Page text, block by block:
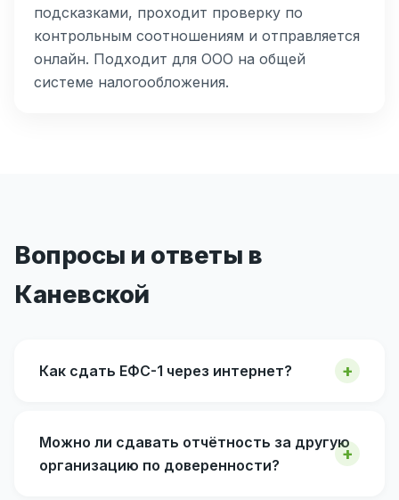
подсказками, проходит проверку по
контрольным соотношениям и отправляется
онлайн. Подходит для ООО на общей
системе налогообложения.
Вопросы и ответы в
Каневской
Как сдать ЕФС-1 через интернет?
Можно ли сдавать отчётность за другую
организацию по доверенности?